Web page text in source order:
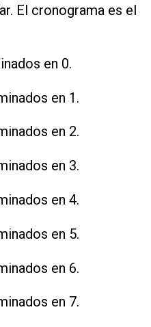
El cronograma es el
en 0.
en 1.
en 2.
en 3.
en 4.
en 5.
en 6.
en 7.